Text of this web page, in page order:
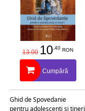
13.00 10 .40 RON
Cumpără
Ghid de Spovedanie
pentru adolescenti si tineri